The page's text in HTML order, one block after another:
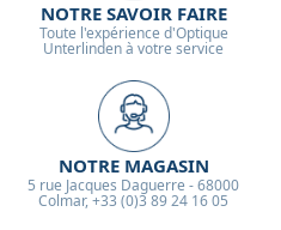
NOTRE SAVOIR FAIRE
Toute l'expérience d'Optique
Unterlinden à votre service
NOTRE MAGASIN
5 rue Jacques Daguerre - 68000
Colmar, +33 (0)3 89 24 16 05